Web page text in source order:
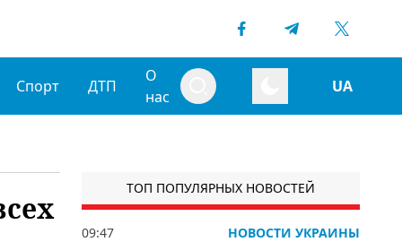
Спорт ДТП
О
нас
UA
ТОП ПОПУЛЯРНЫХ НОВОСТЕЙ
09:47 НОВОСТИ УКРАИНЫ